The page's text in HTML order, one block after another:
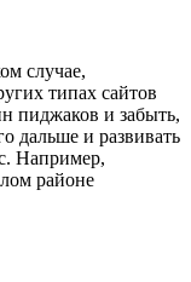
случае,
типах сайтов
пиджаков и забыть,
дальше и развивать
Например,
районе